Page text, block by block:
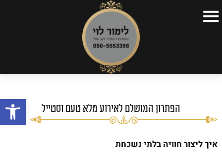
דף הבית
תפריטים
כתבות
סרטונים
הפתרון המושלם לאירוע מלא טעם וסטייל
הפתרון המושלם לאירוע מלא טעם וסטייל
איך ליצור חוויה בלתי נשכחת